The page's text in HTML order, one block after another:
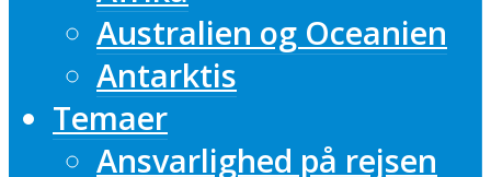
Australien og Oceanien
Antarktis
Temaer
Ansvarlighed på rejsen